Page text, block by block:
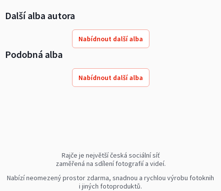
Další alba autora
Nabídnout další alba
Podobná alba
Nabídnout další alba
Rajče je největší česká sociální síť
zaměřená na sdílení fotografií a videí.
Nabízí neomezený prostor zdarma, snadnou a rychlou výrobu fotoknih
i jiných fotoproduktů.